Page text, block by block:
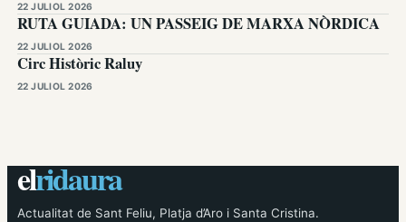
22 JULIOL 2026
RUTA GUIADA: UN PASSEIG DE MARXA NÒRDICA
22 JULIOL 2026
Circ Històric Raluy
22 JULIOL 2026
elridaura
Actualitat de Sant Feliu, Platja d’Aro i Santa Cristina.